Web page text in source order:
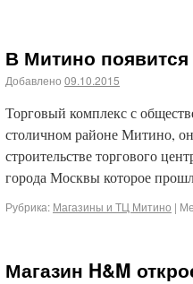
В Митино
Добавлено 09.10.2015
Торговый комплекс с
столичном районе Митино,
строительстве торгового
города Москвы которое
Рубрика: Магазины и ТЦ Митино |
Магазин H&M